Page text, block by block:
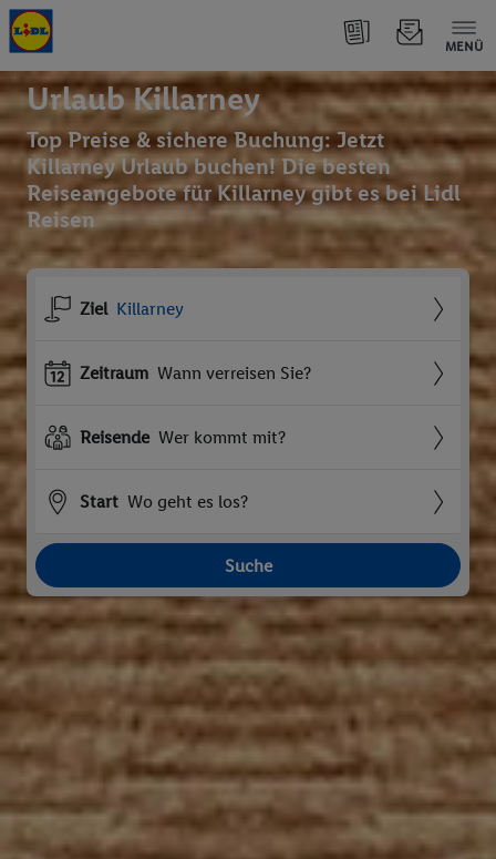
MENÜ
Urlaub Killarney
Top Preise & sichere Buchung: Jetzt
Killarney Urlaub buchen! Die besten
Reiseangebote für Killarney gibt es bei Lidl
Reisen
Ziel Killarney
Zeitraum Wann verreisen Sie?
Reisende Wer kommt mit?
Start Wo geht es los?
Suche